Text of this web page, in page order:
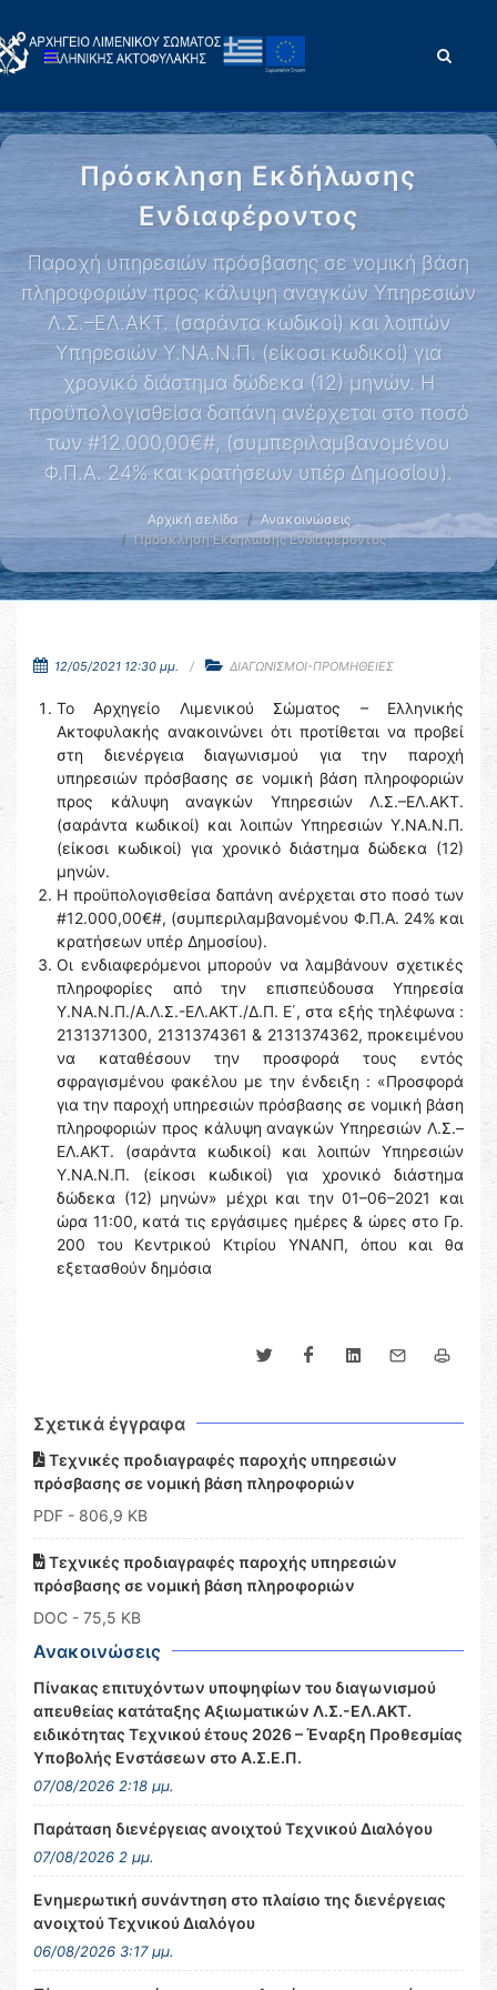
Πρόσκληση Εκδήλωσης
Ενδιαφέροντος
Παροχή υπηρεσιών πρόσβασης σε νομική βάση
πληροφοριών προς κάλυψη αναγκών Υπηρεσιών
Λ.Σ.–ΕΛ.ΑΚΤ. (σαράντα κωδικοί) και λοιπών
Υπηρεσιών Υ.ΝΑ.Ν.Π. (είκοσι κωδικοί) για
χρονικό διάστημα δώδεκα (12) μηνών. Η
προϋπολογισθείσα δαπάνη ανέρχεται στο ποσό
των #12.000,00€#, (συμπεριλαμβανομένου
Φ.Π.Α. 24% και κρατήσεων υπέρ Δημοσίου).
Αρχική σελίδα
Ανακοινώσεις
Πρόσκληση Εκδήλωσης Ενδιαφέροντος
12/05/2021 12:30 μμ. ΔΙΑΓΩΝΙΣΜΟΙ-ΠΡΟΜΗΘΕΙΕΣ
Το Αρχηγείο Λιμενικού Σώματος – Ελληνικής
Ακτοφυλακής ανακοινώνει ότι προτίθεται να προβεί
στη διενέργεια διαγωνισμού για την παροχή
υπηρεσιών πρόσβασης σε νομική βάση πληροφοριών
προς κάλυψη αναγκών Υπηρεσιών Λ.Σ.–ΕΛ.ΑΚΤ.
(σαράντα κωδικοί) και λοιπών Υπηρεσιών Υ.ΝΑ.Ν.Π.
(είκοσι κωδικοί) για χρονικό διάστημα δώδεκα (12)
μηνών.
Η προϋπολογισθείσα δαπάνη ανέρχεται στο ποσό των
#12.000,00€#, (συμπεριλαμβανομένου Φ.Π.Α. 24% και
κρατήσεων υπέρ Δημοσίου).
Οι ενδιαφερόμενοι μπορούν να λαμβάνουν σχετικές
πληροφορίες από την επισπεύδουσα Υπηρεσία
Υ.ΝΑ.Ν.Π./Α.Λ.Σ.-ΕΛ.ΑΚΤ./Δ.Π. Ε΄, στα εξής τηλέφωνα :
2131371300, 2131374361 & 2131374362, προκειμένου
να καταθέσουν την προσφορά τους εντός
σφραγισμένου φακέλου με την ένδειξη : «Προσφορά
για την παροχή υπηρεσιών πρόσβασης σε νομική βάση
πληροφοριών προς κάλυψη αναγκών Υπηρεσιών Λ.Σ.–
ΕΛ.ΑΚΤ. (σαράντα κωδικοί) και λοιπών Υπηρεσιών
Υ.ΝΑ.Ν.Π. (είκοσι κωδικοί) για χρονικό διάστημα
δώδεκα (12) μηνών» μέχρι και την 01–06–2021 και
ώρα 11:00, κατά τις εργάσιμες ημέρες & ώρες στο Γρ.
200 του Κεντρικού Κτιρίου ΥΝΑΝΠ, όπου και θα
εξετασθούν δημόσια
Σχετικά έγγραφα
Τεχνικές προδιαγραφές παροχής υπηρεσιών
πρόσβασης σε νομική βάση πληροφοριών
PDF - 806,9 KB
Τεχνικές προδιαγραφές παροχής υπηρεσιών
πρόσβασης σε νομική βάση πληροφοριών
DOC - 75,5 KB
Ανακοινώσεις
Πίνακας επιτυχόντων υποψηφίων του διαγωνισμού
απευθείας κατάταξης Αξιωματικών Λ.Σ.-ΕΛ.ΑΚΤ.
ειδικότητας Τεχνικού έτους 2026 – Έναρξη Προθεσμίας
Υποβολής Ενστάσεων στο Α.Σ.Ε.Π.
07/08/2026 2:18 μμ.
Παράταση διενέργειας ανοιχτού Τεχνικού Διαλόγου
07/08/2026 2 μμ.
Ενημερωτική συνάντηση στο πλαίσιο της διενέργειας
ανοιχτού Τεχνικού Διαλόγου
06/08/2026 3:17 μμ.